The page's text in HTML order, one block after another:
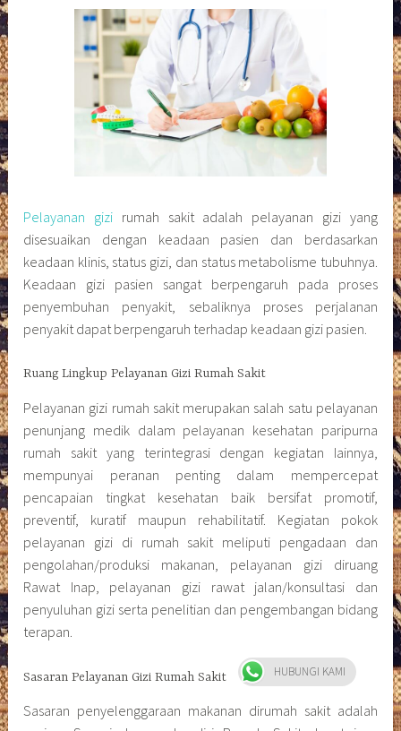
Pelayanan gizirumah sakit adalah pelayanan gizi yang
disesuaikan dengan keadaan pasien dan berdasarkan
keadaan klinis, status gizi, dan status metabolisme tubuhnya.
Keadaan gizi pasien sangat berpengaruh pada proses
penyembuhan penyakit, sebaliknya proses perjalanan
penyakit dapat berpengaruh terhadap keadaan gizi pasien.
Ruang Lingkup Pelayanan Gizi Rumah Sakit
Pelayanan gizi rumah sakit merupakan salah satu pelayanan
penunjang medik dalam pelayanan kesehatan paripurna
rumah sakit yang terintegrasi dengan kegiatan Iainnya,
mempunyai peranan penting dalam mempercepat
pencapaian tingkat kesehatan baik bersifat promotif,
preventif, kuratif maupun rehabilitatif. Kegiatan pokok
pelayanan gizi di rumah sakit meliputi pengadaan dan
pengolahan/produksi makanan, pelayanan gizi diruang
Rawat Inap, pelayanan gizi rawat jalan/konsultasi dan
penyuluhan gizi serta penelitian dan pengembangan bidang
terapan.
Sasaran Pelayanan Gizi Rumah Sakit
Sasaran penyelenggaraan makanan dirumah sakit adalah
HUBUNGI KAMI